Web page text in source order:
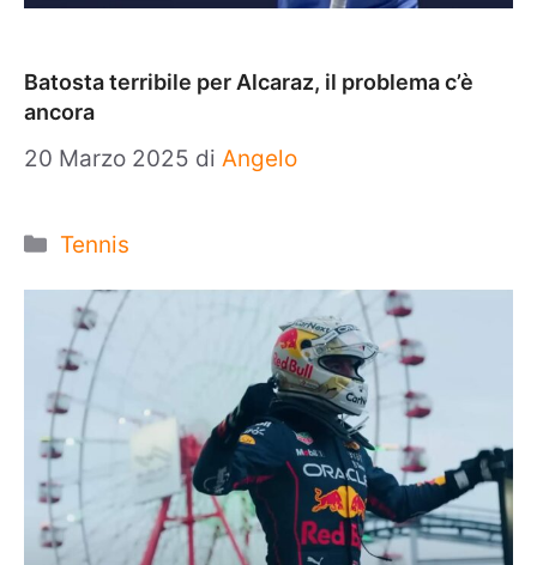
Batosta terribile per Alcaraz, il problema c’è
ancora
20 Marzo 2025 di Angelo
Categorie
Tennis